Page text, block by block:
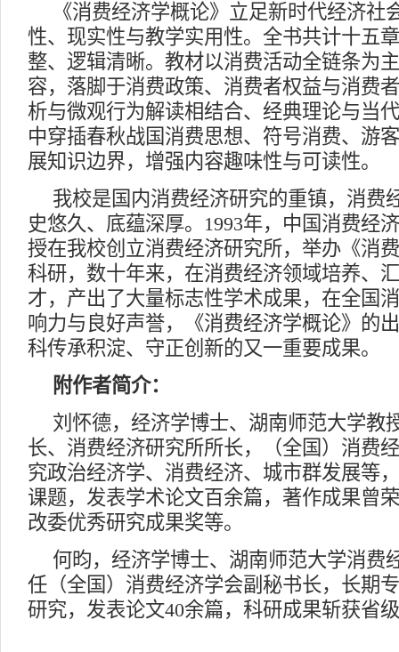
《消费经济学概论》立足新时代经济社
性、现实性与教学实用性。全书共计十五
整、逻辑清晰。教材以消费活动全链条为
容，落脚于消费政策、消费者权益与消费
析与微观行为解读相结合、经典理论与当
中穿插春秋战国消费思想、符号消费、游
展知识边界，增强内容趣味性与可读性。
我校是国内消费经济研究的重镇，消费
史悠久、底蕴深厚。1993年，中国消费经
授在我校创立消费经济研究所，举办《消
科研，数十年来，在消费经济领域培养、
才，产出了大量标志性学术成果，在全国
响力与良好声誉，《消费经济学概论》的
科传承积淀、守正创新的又一重要成果。
附作者简介：
刘怀德，经济学博士、湖南师范大学教
长、消费经济研究所所长，（全国）消费
究政治经济学、消费经济、城市群发展等
课题，发表学术论文百余篇，著作成果曾
改委优秀研究成果奖等。
何昀，经济学博士、湖南师范大学消费
任（全国）消费经济学会副秘书长，长期
研究，发表论文40余篇，科研成果斩获省